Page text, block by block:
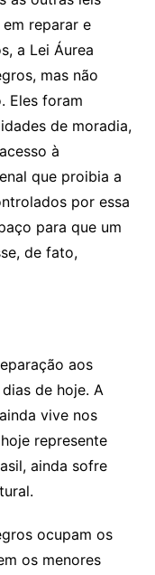
reparar e
a Lei Áurea
mas não
Eles foram
de moradia,
à
que proibia a
por essa
para que um
de fato,
aos
de hoje. A
vive nos
represente
ainda sofre
ocupam os
os menores